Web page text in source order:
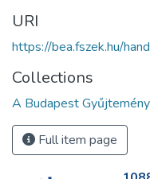
URI
https://bea.fszek.hu/
Collections
A Budapest
Full item page